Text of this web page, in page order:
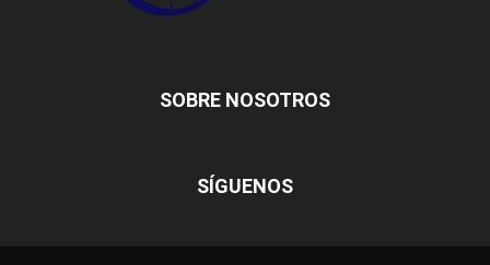
SOBRE NOSOTROS
SÍGUENOS